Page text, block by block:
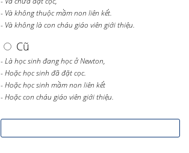
- Và không thuộc mầm non liên kết.
- Và không là con cháu giáo viên giới thiệu.
Cũ
- Là học sinh đang học ở Newton,
- Hoặc học sinh đã đặt cọc.
- Hoặc học sinh mầm non liên kết
- Hoặc con cháu giáo viên giới thiệu.